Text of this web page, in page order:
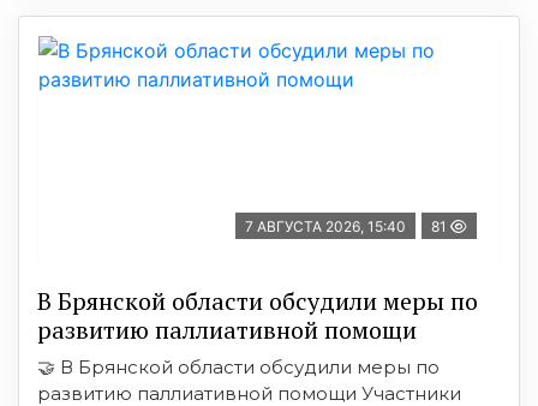
7 АВГУСТА 2026, 15:40 81
В Брянской области обсудили меры по
развитию паллиативной помощи
🤝 В Брянской области обсудили меры по
развитию паллиативной помощи Участники